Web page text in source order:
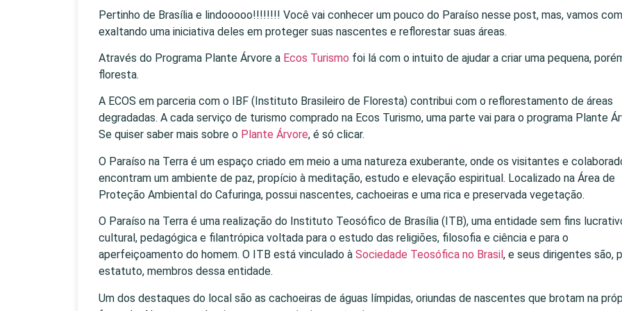
Pertinho de Brasília e lindooooo!!!!!!!! Você vai conhecer um pouco do Paraíso nesse post, mas, vamos
exaltando uma iniciativa deles em proteger suas nascentes e reflorestar suas áreas.
Através do Programa Plante Árvore a Ecos Turismo foi lá com o intuito de ajudar a criar uma pequena,
floresta.
A ECOS em parceria com o IBF (Instituto Brasileiro de Floresta) contribui com o reflorestamento de áreas
degradadas. A cada serviço de turismo comprado na Ecos Turismo, uma parte vai para o programa Plante
Se quiser saber mais sobre o Plante Árvore, é só clicar.
O Paraíso na Terra é um espaço criado em meio a uma natureza exuberante, onde os visitantes e
encontram um ambiente de paz, propício à meditação, estudo e elevação espiritual. Localizado na Área de
Proteção Ambiental do Cafuringa, possui nascentes, cachoeiras e uma rica e preservada vegetação.
O Paraíso na Terra é uma realização do Instituto Teosófico de Brasília (ITB), uma entidade sem fins
cultural, pedagógica e filantrópica voltada para o estudo das religiões, filosofia e ciência e para o
aperfeiçoamento do homem. O ITB está vinculado à Sociedade Teosófica no Brasil , e seus dirigentes são,
estatuto, membros dessa entidade.
Um dos destaques do local são as cachoeiras de águas límpidas, oriundas de nascentes que brotam na
DESTINOS
10 praias da Bahia
que você precisa
visitar
MEU ROTEIRO...
“Diga
Porto